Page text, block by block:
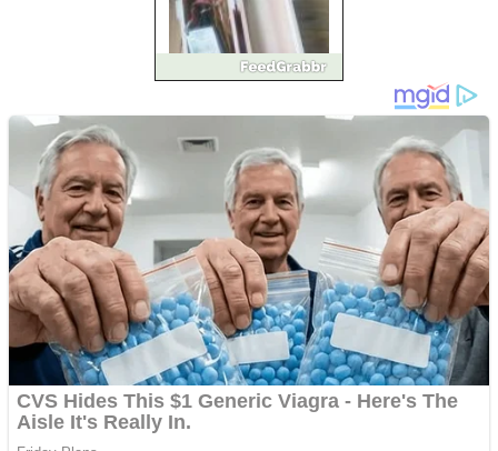
Vând sticlă cu vin din
Chardonnay
Împrumut si investitii
Ofera def între special